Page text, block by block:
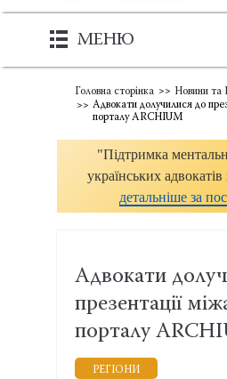
МЕНЮ
Головна сторінка
Новини та
Адвокати долучилися до
порталу ARCHIUM
"Підтримка
українських
детальніше за
Адвокати
презентації
порталу
РЕГІОНИ